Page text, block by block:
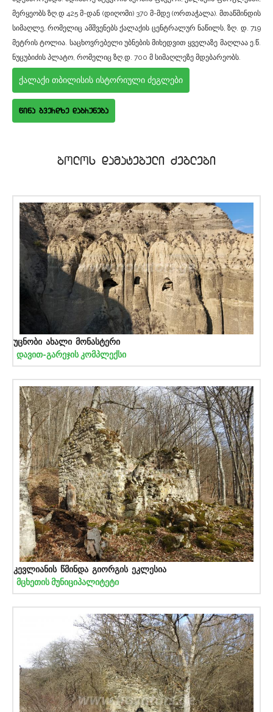
მერყეობს ზღ.დ 425 მ-დან (დიღომი) 370 მ-მდე (ორთაჭალა). მთაწმინდის
სიმაღლე, რომელიც ამშვენებს ქალაქის ცენტრალურ ნაწილს, ზღ. დ. 719
მეტრის ტოლია. საცხოვრებელი უბნების მიხედვით ყველაზე მაღლაა ე.წ.
ნუცუბიძის პლატო, რომელიც ზღ.დ. 700 მ სიმაღლეზე მდებარეობს.
ქალაქი თბილისის ისტორიული ძეგლები
wina gverdze dabruneba
bolos damatebuli Zeglebi
უცნობი ახალი მონასტერი
დავით-გარეჯის კომპლექსი
კევლიანის წმინდა გიორგის ეკლესია
მცხეთის მუნიციპალიტეტი